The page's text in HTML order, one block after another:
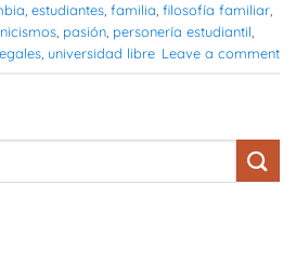
estudiantes familia filosofía familiar
pasión personería estudiantil
universidad libre Leave a comment